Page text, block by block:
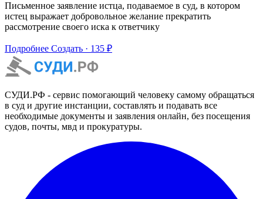
Письменное заявление истца, подаваемое в суд, в котором
истец выражает добровольное желание прекратить
рассмотрение своего иска к ответчику
Подробнее Создать · 135 ₽
СУДИ.РФ - сервис помогающий человеку самому обращаться
в суд и другие инстанции, составлять и подавать все
необходимые документы и заявления онлайн, без посещения
судов, почты, мвд и прокуратуры.